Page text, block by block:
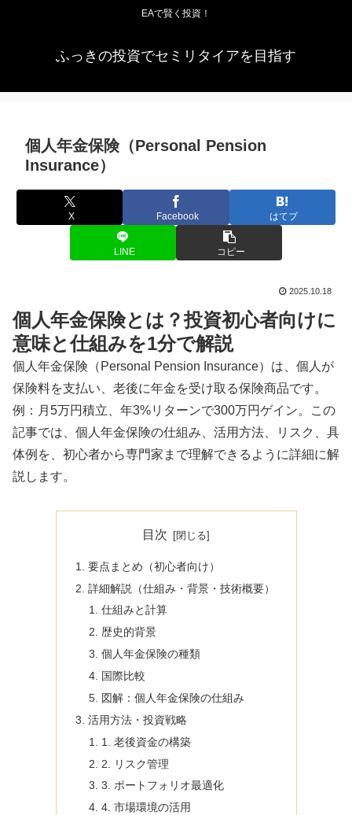
EAで賢く投資！
ふっきの投資でセミリタイアを目指す
個人年金保険（Personal Pension
Insurance）
X Facebook はてブ
LINE コピー
2025.10.18
個人年金保険とは？投資初心者向けに
意味と仕組みを1分で解説
個人年金保険（Personal Pension Insurance）は、個人が
保険料を支払い、老後に年金を受け取る保険商品です。
例：月5万円積立、年3%リターンで300万円ゲイン。この
記事では、個人年金保険の仕組み、活用方法、リスク、具
体例を、初心者から専門家まで理解できるように詳細に解
説します。
目次
要点まとめ（初心者向け）
詳細解説（仕組み・背景・技術概要）
仕組みと計算
歴史的背景
個人年金保険の種類
国際比較
図解：個人年金保険の仕組み
活用方法・投資戦略
1. 老後資金の構築
2. リスク管理
3. ポートフォリオ最適化
4. 市場環境の活用